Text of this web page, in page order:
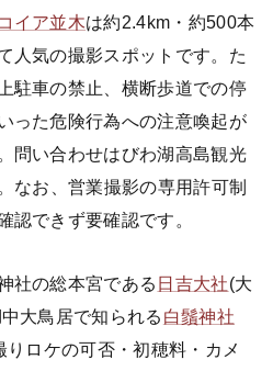
イア並木は約2.4km・約500本
人気の撮影スポットです。た
駐車の禁止、横断歩道での停
った危険行為への注意喚起が
問い合わせはびわ湖高島観光
なお、営業撮影の専用許可制
認できず要確認です。
社の総本宮である 日吉大社(大
大鳥居で知られる 白鬚神社
ロケの可否・初穂料・カメ